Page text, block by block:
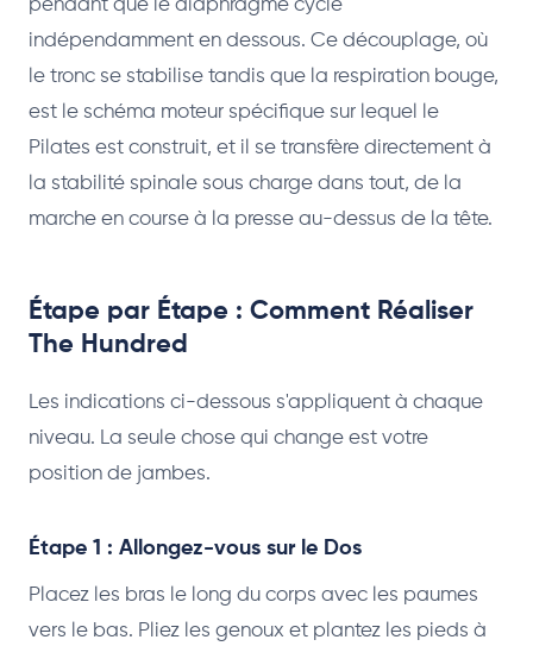
pendant que le diaphragme cycle
indépendamment en dessous. Ce découplage, où
le tronc se stabilise tandis que la respiration bouge,
est le schéma moteur spécifique sur lequel le
Pilates est construit, et il se transfère directement à
la stabilité spinale sous charge dans tout, de la
marche en course à la presse au-dessus de la tête.
Étape par Étape : Comment Réaliser
The Hundred
Les indications ci-dessous s'appliquent à chaque
niveau. La seule chose qui change est votre
position de jambes.
Étape 1 : Allongez-vous sur le Dos
Placez les bras le long du corps avec les paumes
vers le bas. Pliez les genoux et plantez les pieds à